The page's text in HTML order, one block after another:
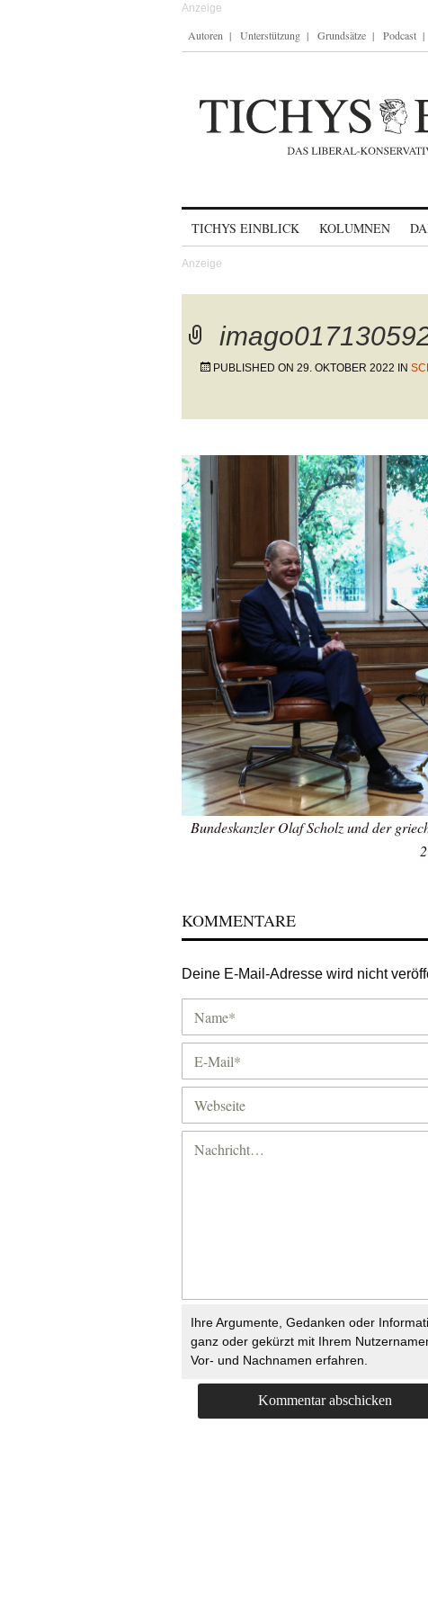
Autoren Unterstützung Grundsätze Podcast
TICHYS EINBLICK KOLUMNEN
PUBLISHED ON 29. OKTOBER 2022 IN
Bundeskanzler Olaf Scholz und der
KOMMENTARE
Deine E-Mail-Adresse wird nicht
Ihre Argumente, Gedanken oder
ganz oder gekürzt mit Ihrem
Vor- und Nachnamen erfahren.